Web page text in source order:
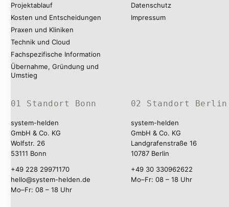
Projektablauf
Kosten und Entscheidungen
Praxen und Kliniken
Technik und Cloud
Fachspezifische Information
Übernahme, Gründung und
Umstieg
Datenschutz
Impressum
01 Standort Bonn
system-helden
GmbH & Co. KG
Wolfstr. 26
53111 Bonn
+49 228 29971170
hello@system-helden.de
Mo–Fr: 08 – 18 Uhr
02 Standort Berlin
system-helden
GmbH & Co. KG
Landgrafenstraße 16
10787 Berlin
+49 30 330962622
Mo–Fr: 08 – 18 Uhr